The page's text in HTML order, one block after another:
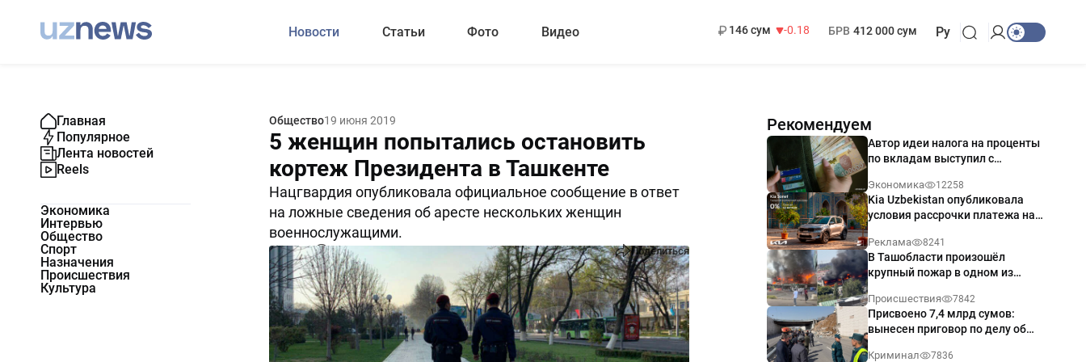
Новости Статьи Фото Видео
146 сум
-0.18
БРВ 412 000 сум Ру
Главная
Популярное
Лента новостей
Reels
Экономика
Интервью
Общество
Спорт
Назначения
Происшествия
Культура
Общество19 июня 2019
5 женщин попытались остановить
кортеж Президента в Ташкенте
Нацгвардия опубликовала официальное сообщение в ответ
на ложные сведения об аресте нескольких женщин
военнослужащими.
21822 0 Поделиться
Рекомендуем
Автор идеи налога на проценты
по вкладам выступил с
Экономика 12258
Kia Uzbekistan опубликовала
условия рассрочки платежа на
годовых
Реклама 8241
В Ташобласти произошёл
крупный пожар в одном из
Происшествия 7842
Присвоено 7,4 млрд сумов:
вынесен приговор по делу об
Ташкенте
Криминал 7836